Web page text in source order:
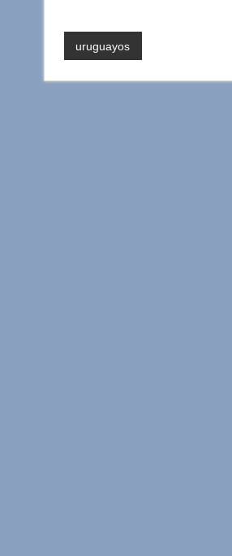
uruguayos